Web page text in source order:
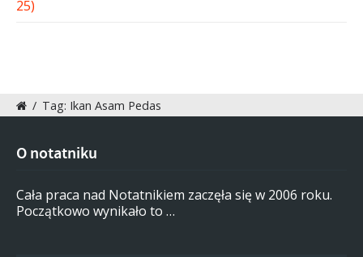
/ Tag: Ikan Asam Pedas
O notatniku
Cała praca nad Notatnikiem zaczęła się w 2006 roku.
Początkowo wynikało to …